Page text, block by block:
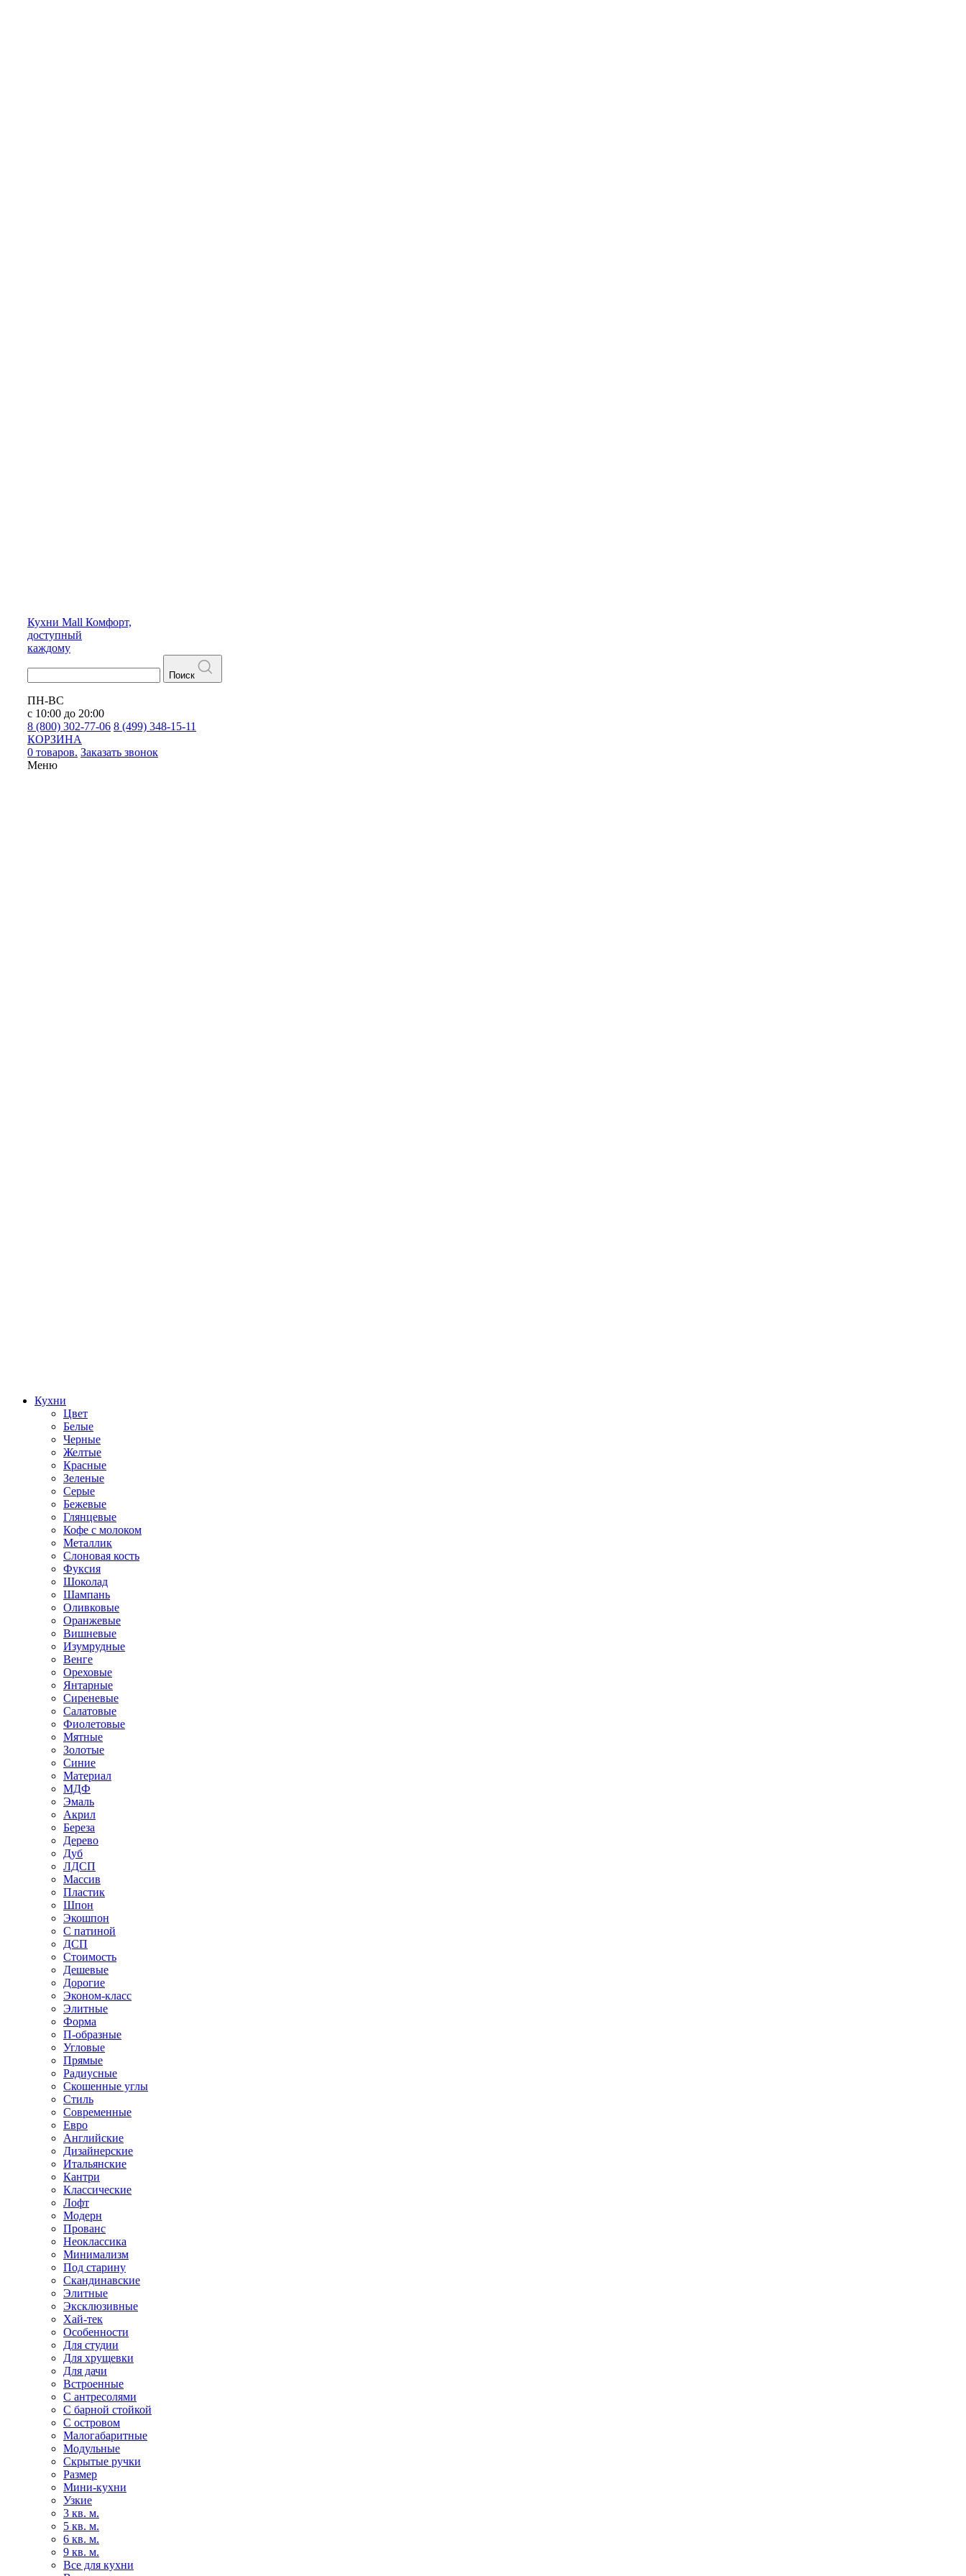
Кухни Mall Комфорт,
доступный
каждому
Поиск
ПН-ВС
с 10:00 до 20:00
8 (800) 302-77-06 8 (499) 348-15-11
КОРЗИНА
0 товаров. Заказать звонок
Меню
Кухни
Цвет
Белые
Черные
Желтые
Красные
Зеленые
Серые
Бежевые
Глянцевые
Кофе с молоком
Металлик
Слоновая кость
Фуксия
Шоколад
Шампань
Оливковые
Оранжевые
Вишневые
Изумрудные
Венге
Ореховые
Янтарные
Сиреневые
Салатовые
Фиолетовые
Мятные
Золотые
Синие
Материал
МДФ
Эмаль
Акрил
Береза
Дерево
Дуб
ЛДСП
Массив
Пластик
Шпон
Экошпон
С патиной
ДСП
Стоимость
Дешевые
Дорогие
Эконом-класс
Элитные
Форма
П-образные
Угловые
Прямые
Радиусные
Скошенные углы
Стиль
Современные
Евро
Английские
Дизайнерские
Итальянские
Кантри
Классические
Лофт
Модерн
Прованс
Неоклассика
Минимализм
Под старину
Скандинавские
Элитные
Эксклюзивные
Хай-тек
Особенности
Для студии
Для хрущевки
Для дачи
Встроенные
С антресолями
С барной стойкой
С островом
Малогабаритные
Модульные
Скрытые ручки
Размер
Мини-кухни
Узкие
3 кв. м.
5 кв. м.
6 кв. м.
9 кв. м.
Все для кухни